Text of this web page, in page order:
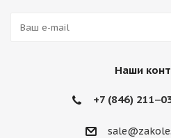
Наши
+7 (846)